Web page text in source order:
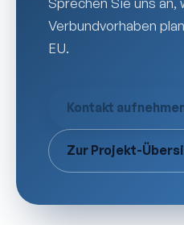
Verbund­vorhaben
EU.
Kontakt
Zur Projekt-